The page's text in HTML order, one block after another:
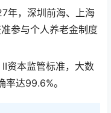
年，深圳前海、上海
参与个人养老金制度
资本监管标准，大数
达99.6%。